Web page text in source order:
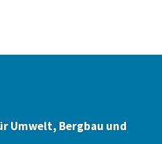
Umwelt, Bergbau und